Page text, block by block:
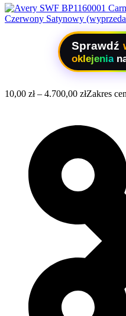
Sprawdź
oklejenia
10,00 zł – 4.700,00 złZakres